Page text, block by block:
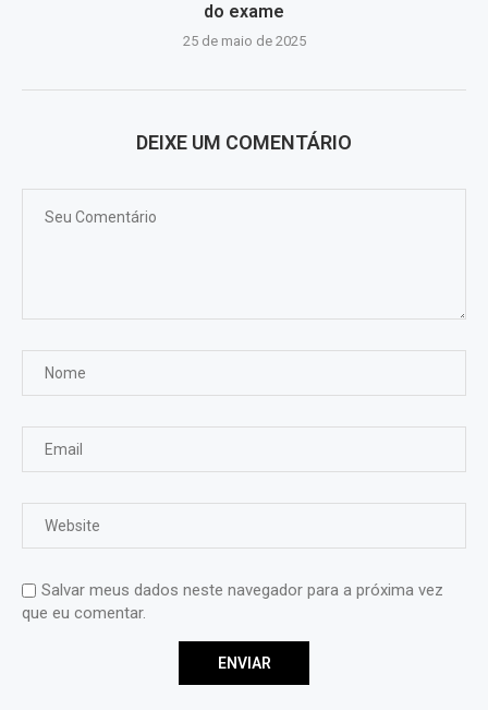
do exame
25 de maio de 2025
DEIXE UM COMENTÁRIO
Salvar meus dados neste navegador para a próxima vez
que eu comentar.